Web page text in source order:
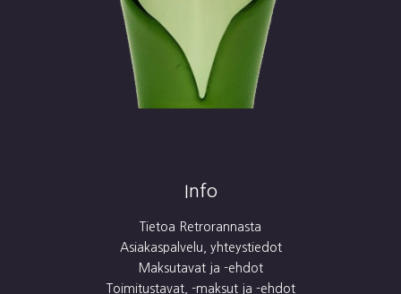
Info
Tietoa Retrorannasta
Asiakaspalvelu, yhteystiedot
Maksutavat ja -ehdot
Toimitustavat, -maksut ja -ehdot